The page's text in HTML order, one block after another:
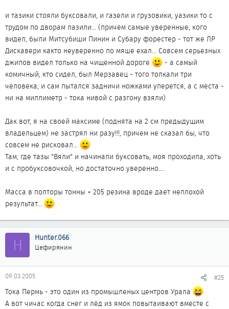
и тазики стояли буксовали, и газели и грузовики, уазики то с
трудом по дворам лазили... (причем самые уверенные, кого
видел, были Митсубиши Пинин и Субару форестер - тот же ЛР
Дискавери както неуверенно по мяше ехал... Совсем серьезных
джипов видел только на чищенной дороге
- а самый
комичный, кто сидел, был Мерзавец - того толкали три
человека, и сам пытался задничи ножками уперется, а с места -
ни на миллиметр - тока нивой с разгону взяли)
Дак вот, я на своей максиме (поднята на 2 см предыдущим
владельцем) не застрял ни разу!!!, причем не сказал бы, что
совсем не рисковал...
Там, где тазы "Вяли" и начинали буксовать, моя проходила, хоть
и с пробуксовочкой, но достаточно уверенно....
Масса в полторы тонны + 205 резина вроде дает неплохой
результат...
H Hunter.066
Цефирянин
09.03.2005 #25
Тока Пермь - это один из промышленых центров Урала
А вот чичас когда снег и лёд из ямок повытаивают вместе с